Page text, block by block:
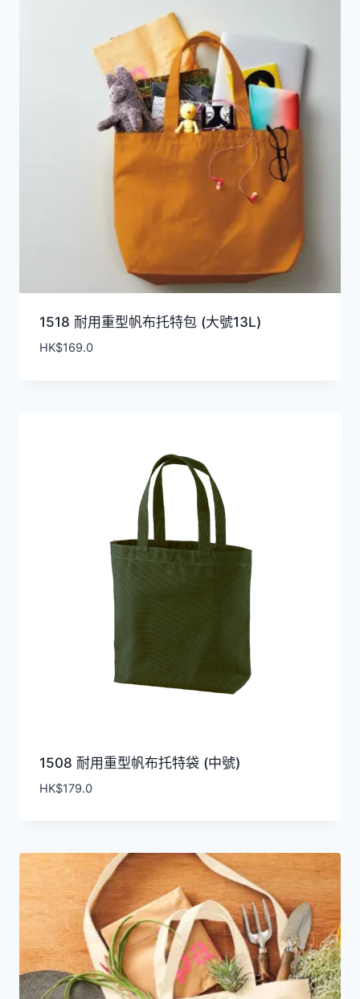
1518 耐用重型帆布托特包 (大號13L)
HK$169.0
1508 耐用重型帆布托特袋 (中號)
HK$179.0